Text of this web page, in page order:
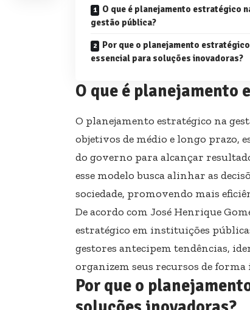
O que é planejamento estratégico
gestão pública?
Por que o planejamento
essencial para soluções inovadoras?
O que é planejamento
O planejamento estratégico na
objetivos de médio e longo prazo,
do governo para alcançar
esse modelo busca alinhar as
sociedade, promovendo mais
De acordo com José Henrique
estratégico em instituições
gestores antecipem tendências,
organizem seus recursos de
Por que o